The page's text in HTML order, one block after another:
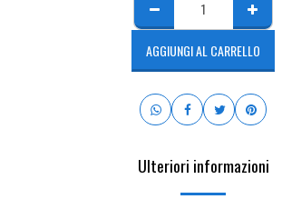
AGGIUNGI AL CARRELLO
Ulteriori informazioni